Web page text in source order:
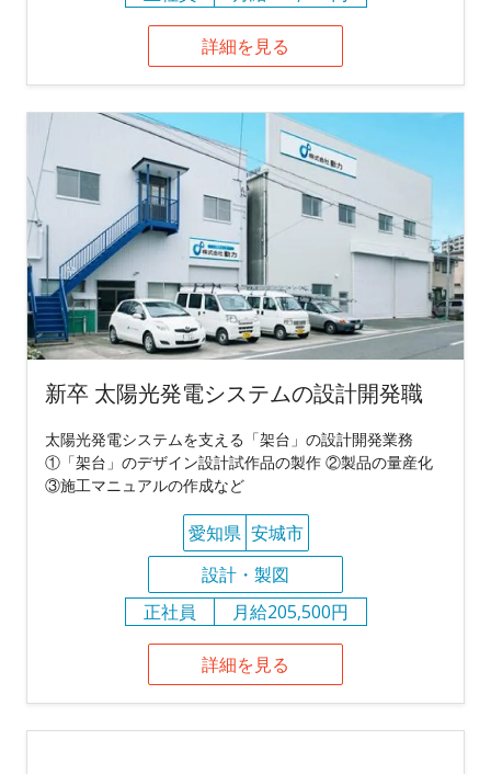
詳細を見る
新卒 太陽光発電システムの設計開発職
太陽光発電システムを支える「架台」の設計開発業務
①「架台」のデザイン設計試作品の製作 ②製品の量産化
③施工マニュアルの作成など
愛知県 安城市
設計・製図
正社員
月給205,500円
詳細を見る